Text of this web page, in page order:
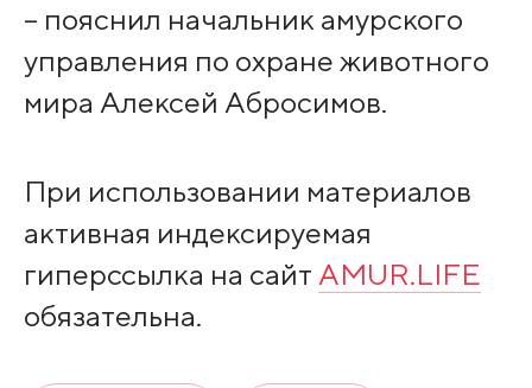
– пояснил начальник амурского
управления по охране животного
мира Алексей Абросимов.
При использовании материалов
активная индексируемая
гиперссылка на сайт AMUR.LIFE
обязательна.